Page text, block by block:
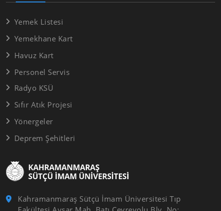
Kahramanmaraş Sütçü İmam Üniversitesi Tıp
Yemek Listesi
Yemekhane Kart
Havuz Kart
Personel Servis
Radyo KSÜ
Sıfır Atık Projesi
Yönergeler
Deprem Şehitleri